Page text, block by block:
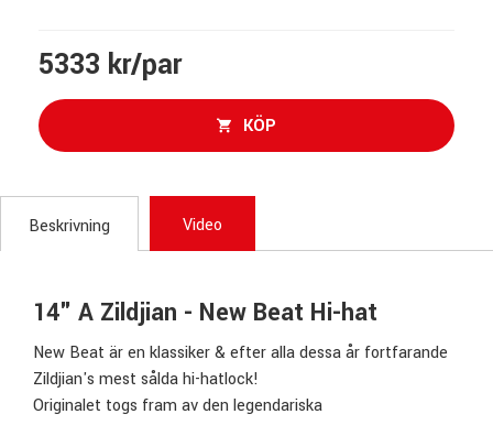
5333 kr/par
KÖP
Beskrivning Video
14" A Zildjian - New Beat Hi-hat
New Beat är en klassiker & efter alla dessa år fortfarande
Zildjian's mest sålda hi-hatlock!
Originalet togs fram av den legendariska